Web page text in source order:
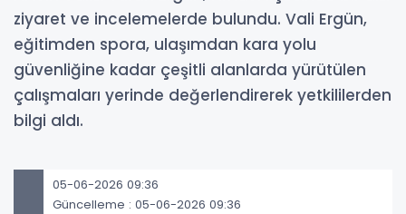
ziyaret ve incelemelerde bulundu. Vali Ergün,
eğitimden spora, ulaşımdan kara yolu
güvenliğine kadar çeşitli alanlarda yürütülen
çalışmaları yerinde değerlendirerek yetkililerden
bilgi aldı.
05-06-2026 09:36
Güncelleme : 05-06-2026 09:36